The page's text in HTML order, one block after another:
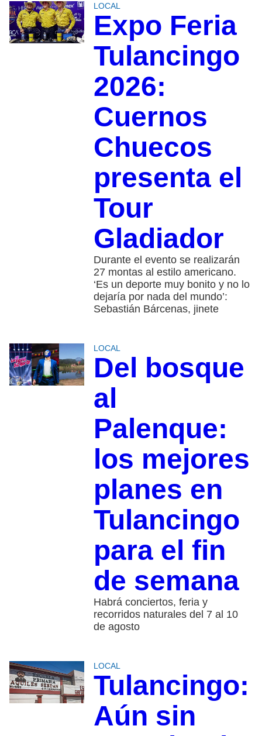
LOCAL
Expo Feria
Tulancingo
2026:
Cuernos
Chuecos
presenta el
Tour
Gladiador
Durante el evento se realizarán
27 montas al estilo americano.
‘Es un deporte muy bonito y no lo
dejaría por nada del mundo’:
Sebastián Bárcenas, jinete
LOCAL
Del bosque
al
Palenque:
los mejores
planes en
Tulancingo
para el fin
de semana
Habrá conciertos, feria y
recorridos naturales del 7 al 10
de agosto
LOCAL
Tulancingo:
Aún sin